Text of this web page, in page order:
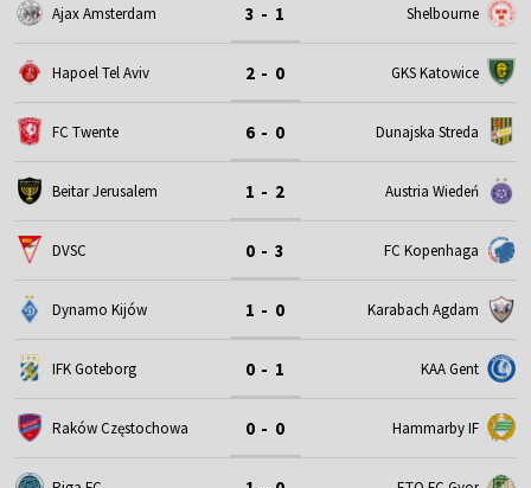
Ajax Amsterdam 3 - 1 Shelbourne
Hapoel Tel Aviv 2 - 0 GKS Katowice
FC Twente 6 - 0 Dunajska Streda
Beitar Jerusalem 1 - 2 Austria Wiedeń
DVSC 0 - 3 FC Kopenhaga
Dynamo Kijów 1 - 0 Karabach Agdam
IFK Goteborg 0 - 1 KAA Gent
Raków Częstochowa 0 - 0 Hammarby IF